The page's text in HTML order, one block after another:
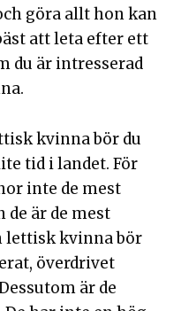
göra allt hon kan
att leta efter ett
du är intresserad
kvinna bör du
tid i landet. För
inte de mest
är de mest
lettisk kvinna bör
överdrivet
är de